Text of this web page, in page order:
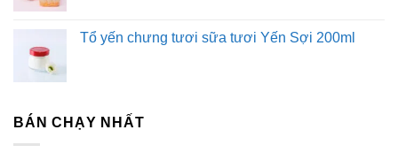
Tổ yến chưng tươi sữa tươi Yến Sợi 200ml
BÁN CHẠY NHẤT